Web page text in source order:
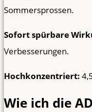
Sommersprossen.
Sofort spürbare
Verbesserungen.
Hochkonzentriert:
Wie ich die